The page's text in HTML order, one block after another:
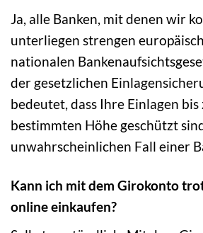
Ja, alle Banken, mit denen wir
unterliegen strengen
nationalen
der gesetzlichen
bedeutet, dass Ihre Einlagen
bestimmten Höhe geschützt
unwahrscheinlichen Fall einer
Kann ich mit dem Girokonto
online einkaufen?